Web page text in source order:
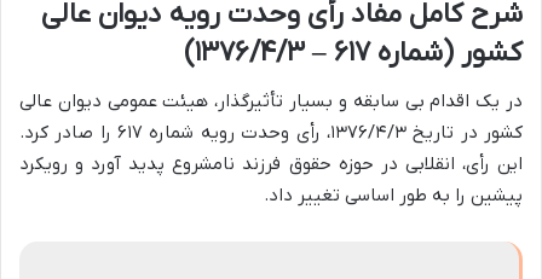
شرح کامل مفاد رأی وحدت رویه دیوان عالی
کشور (شماره ۶۱۷ – ۱۳۷۶/۴/۳)
در یک اقدام بی سابقه و بسیار تأثیرگذار، هیئت عمومی دیوان عالی
کشور در تاریخ ۱۳۷۶/۴/۳، رأی وحدت رویه شماره ۶۱۷ را صادر کرد.
این رأی، انقلابی در حوزه حقوق فرزند نامشروع پدید آورد و رویکرد
پیشین را به طور اساسی تغییر داد.